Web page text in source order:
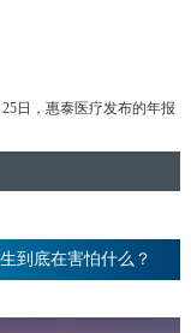
日，惠泰医疗发布的年报
到底在害怕什么？